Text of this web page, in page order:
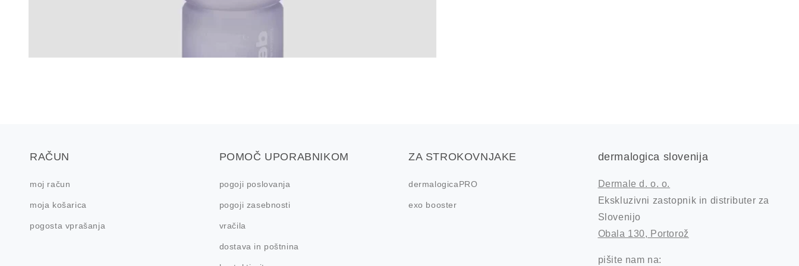
RAČUN
moj račun
moja košarica
pogosta vprašanja
POMOČ UPORABNIKOM
pogoji poslovanja
pogoji zasebnosti
vračila
dostava in poštnina
ZA STROKOVNJAKE
dermalogicaPRO
exo booster
dermalogica slovenija
Dermale d. o. o.
Ekskluzivni zastopnik in distributer za
Slovenijo
Obala 130, Portorož
pišite nam na: